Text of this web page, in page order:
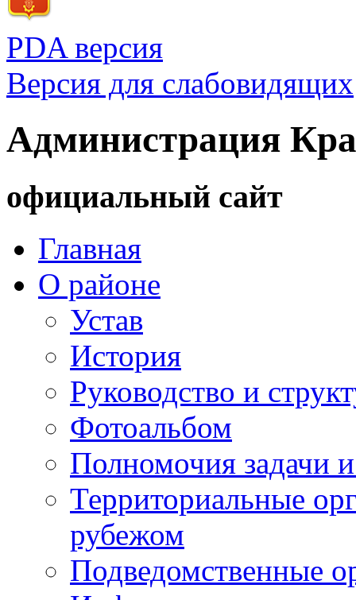
PDA версия
Версия для слабовидящих
Администрация
официальный сайт
Главная
О районе
Устав
История
Руководство и
Фотоальбом
Полномочия задачи
Территориальные
рубежом
Подведомственные